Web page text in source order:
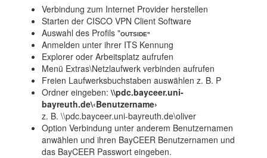
Verbindung zum Internet Provider herstellen
Starten der CISCO VPN Client Software
Auswahl des Profils "OUTSIDE"
Anmelden unter ihrer ITS Kennung
Explorer oder Arbeitsplatz aufrufen
Menü Extras\Netzlaufwerk verbinden aufrufen
Freien Laufwerksbuchstaben auswählen z. B. P
Ordner eingeben:\\pdc.bayceer.uni-
bayreuth.de\‹Benutzername›
z. B. \\pdc.bayceer.uni-bayreuth.de\oliver
Option Verbindung unter anderem Benutzernamen
anwählen und ihren BayCEER Benutzernamen und
das BayCEER Passwort eingeben.